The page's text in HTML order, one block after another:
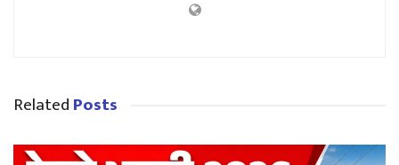
RelatedPosts